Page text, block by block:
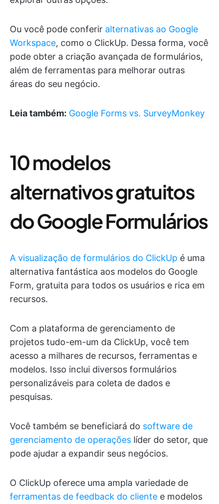
Ou você pode conferir alternativas ao Google
Workspace, como o ClickUp. Dessa forma, você
pode obter a criação avançada de formulários,
além de ferramentas para melhorar outras
áreas do seu negócio.
Leia também: Google Forms vs. SurveyMonkey
10 modelos
alternativos gratuitos
do Google Formulários
A visualização de formulários do ClickUp é uma
alternativa fantástica aos modelos do Google
Form, gratuita para todos os usuários e rica em
recursos.
Com a plataforma de gerenciamento de
projetos tudo-em-um da ClickUp, você tem
acesso a milhares de recursos, ferramentas e
modelos. Isso inclui diversos formulários
personalizáveis para coleta de dados e
pesquisas.
Você também se beneficiará do software de
gerenciamento de operações líder do setor, que
pode ajudar a expandir seus negócios.
O ClickUp oferece uma ampla variedade de
ferramentas de feedback do cliente e modelos